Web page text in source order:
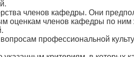
членов кафедры. Они
оценкам членов кафедры по
профессиональной